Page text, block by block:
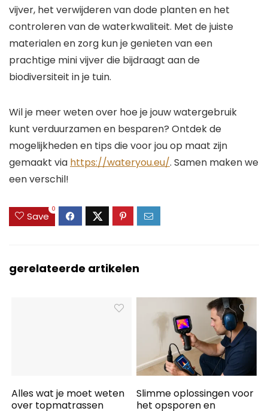
vijver, het verwijderen van dode planten en het
controleren van de waterkwaliteit. Met de juiste
materialen en zorg kun je genieten van een
prachtige mini vijver die bijdraagt aan de
biodiversiteit in je tuin.
Wil je meer weten over hoe je jouw watergebruik
kunt verduurzamen en besparen? Ontdek de
mogelijkheden en tips die voor jou op maat zijn
gemaakt via https://wateryou.eu/. Samen maken we
een verschil!
Save
0
gerelateerde artikelen
Alles wat je moet weten
over topmatrassen
Slimme oplossingen voor
het opsporen en